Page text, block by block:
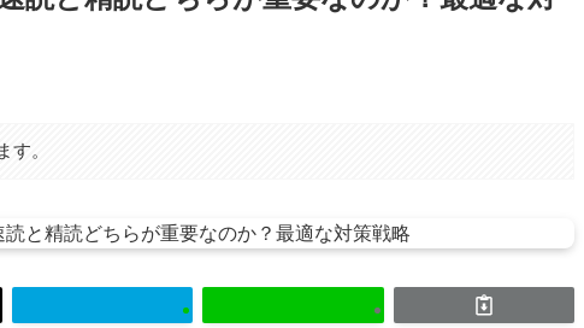
す。